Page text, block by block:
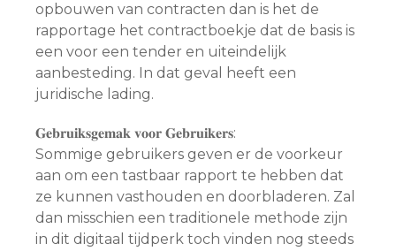
opbouwen van contracten dan is het de
rapportage het contractboekje dat de basis is
een voor een tender en uiteindelijk
aanbesteding. In dat geval heeft een
juridische lading.
𝐆𝐞𝐛𝐫𝐮𝐢𝐤𝐬𝐠𝐞𝐦𝐚𝐤 𝐯𝐨𝐨𝐫 𝐆𝐞𝐛𝐫𝐮𝐢𝐤𝐞𝐫𝐬:
Sommige gebruikers geven er de voorkeur
aan om een tastbaar rapport te hebben dat
ze kunnen vasthouden en doorbladeren. Zal
dan misschien een traditionele methode zijn
in dit digitaal tijdperk toch vinden nog steeds